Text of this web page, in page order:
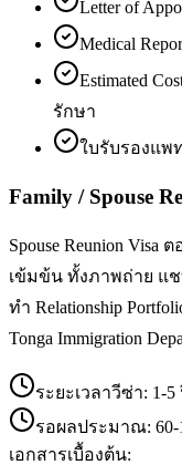
Letter of
Medical
Estimated
รักษา
ใบรับรองแพท
Family / Spouse
Spouse Reunion
เข้มข้น ทั้งภาพถ่าย แ
ทำ Relationship
Tonga Immigration
ระยะเวลาวีซ่า: 1-5
รอผลประมาณ:
เอกสารเบื้องต้น: